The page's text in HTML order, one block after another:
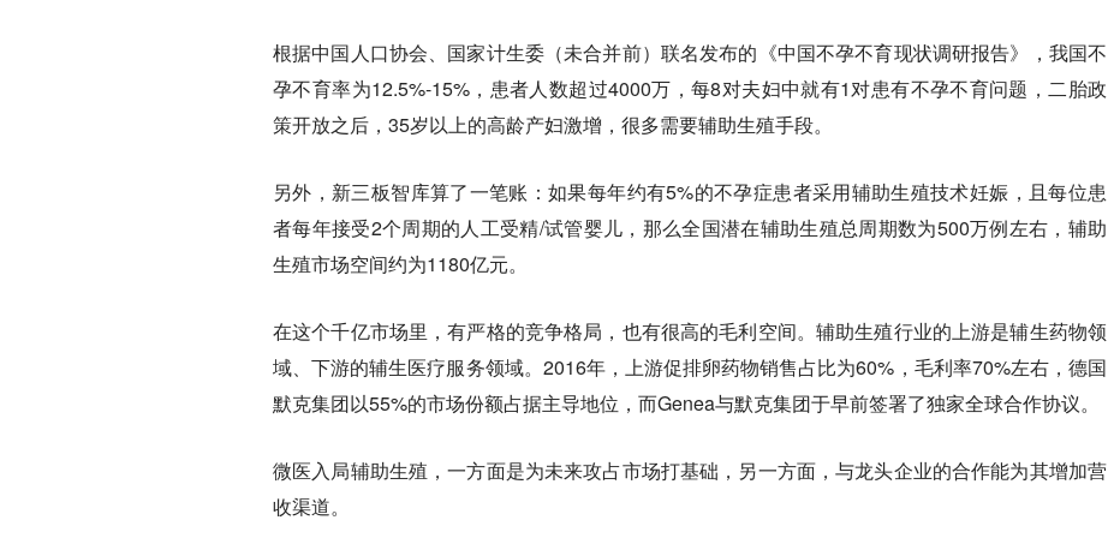
根据中国人口协会、国家计生委（未合并前）联名发布的《中国不孕不育现状调研报告》，我国不
孕不育率为12.5%-15%，患者人数超过4000万，每8对夫妇中就有1对患有不孕不育问题，二胎政
策开放之后，35岁以上的高龄产妇激增，很多需要辅助生殖手段。
另外，新三板智库算了一笔账：如果每年约有5%的不孕症患者采用辅助生殖技术妊娠，且每位患
者每年接受2个周期的人工受精/试管婴儿，那么全国潜在辅助生殖总周期数为500万例左右，辅助
生殖市场空间约为1180亿元。
在这个千亿市场里，有严格的竞争格局，也有很高的毛利空间。辅助生殖行业的上游是辅生药物领
域、下游的辅生医疗服务领域。2016年，上游促排卵药物销售占比为60%，毛利率70%左右，德国
默克集团以55%的市场份额占据主导地位，而Genea与默克集团于早前签署了独家全球合作协议。
微医入局辅助生殖，一方面是为未来攻占市场打基础，另一方面，与龙头企业的合作能为其增加营
收渠道。